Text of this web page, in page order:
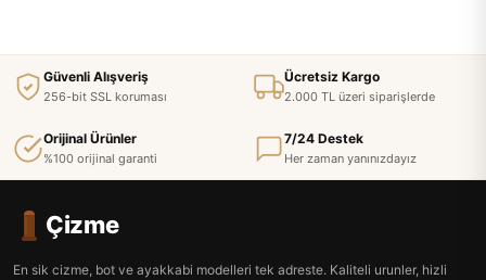
Güvenli Alışveriş
256-bit SSL koruması
Ücretsiz Kargo
2.000 TL üzeri siparişlerde
Orijinal Ürünler
%100 orijinal garanti
7/24 Destek
Her zaman yanınızdayız
Çizme
En sik cizme, bot ve ayakkabi modelleri tek adreste. Kaliteli urunler, hizli